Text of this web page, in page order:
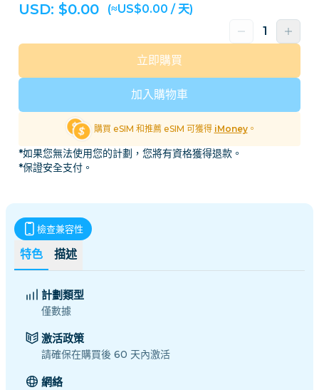
USD: $0.00 (≈US$0.00 / 天)
加入購物車
立即購買
購買 eSIM 和推薦 eSIM 可獲得 iMoney。
*如果您無法使用您的計劃，您將有資格獲得退款。
*保證安全支付。
特色 描述
檢查兼容性
計劃類型
僅數據
激活政策
請確保在購買後 60 天內激活
網絡